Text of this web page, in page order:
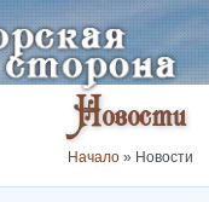
Новости
Начало» Новости